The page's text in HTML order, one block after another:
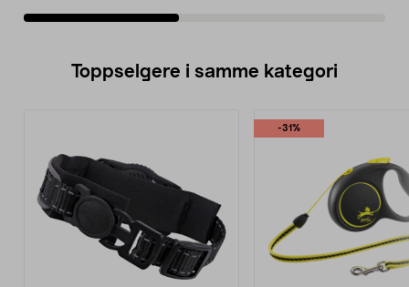
Toppselgere i samme kategori
-31%